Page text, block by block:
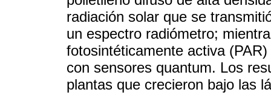
radiación solar que se
un espectro radiómetro;
fotosintéticamente activa
con sensores quantum. Los
plantas que crecieron bajo las